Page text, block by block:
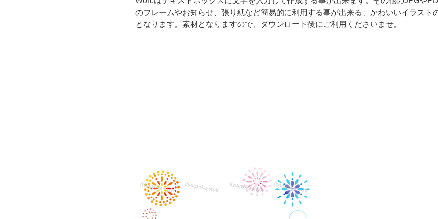
素
8
月
のフレームやお知らせ、張り紙など簡易的に利用する事が出来る、かわいいイラスト
となります。素材となりますので、ダウンロード後にご利用くださいませ。